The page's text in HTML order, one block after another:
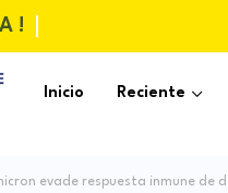
!
Inicio Reciente
evade respuesta inmune de